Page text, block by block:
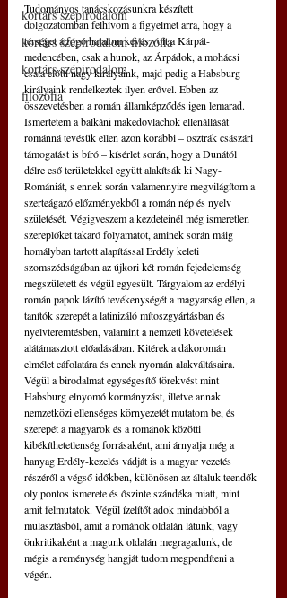
kortárs szépirodalom
kortárs szépirodalom filozófia
kortárs szépirodalom
filozófia
Tudományos tanácskozásunkra készített
dolgozatomban felhívom a figyelmet arra, hogy a
térséget átfogó hatalom kevés volt a Kárpát-
medencében, csak a hunok, az Árpádok, a mohácsi
csata előtti nagy királyaink, majd pedig a Habsburg
királyaink rendelkeztek ilyen erővel. Ebben az
összevetésben a román államképződés igen lemarad.
Ismertetem a balkáni makedovlachok ellenállását
románná tevésük ellen azon korábbi – osztrák császári
támogatást is bíró – kísérlet során, hogy a Dunától
délre eső területekkel együtt alakítsák ki Nagy-
Romániát, s ennek során valamennyire megvilágítom a
szerteágazó előzményekből a román nép és nyelv
születését. Végigveszem a kezdeteinél még ismeretlen
szereplőket takaró folyamatot, aminek során máig
homályban tartott alapítással Erdély keleti
szomszédságában az újkori két román fejedelemség
megszületett és végül egyesült. Tárgyalom az erdélyi
román papok lázító tevékenységét a magyarság ellen, a
tanítók szerepét a latinizáló mítoszgyártásban és
nyelvteremtésben, valamint a nemzeti követelések
alátámasztott előadásában. Kitérek a dákoromán
elmélet cáfolatára és ennek nyomán alakváltásaira.
Végül a birodalmat egységesítő törekvést mint
Habsburg elnyomó kormányzást, illetve annak
nemzetközi ellenséges környezetét mutatom be, és
szerepét a magyarok és a románok közötti
kibékíthetetlenség forrásaként, ami árnyalja még a
hanyag Erdély-kezelés vádját is a magyar vezetés
részéről a végső időkben, különösen az általuk teendők
oly pontos ismerete és őszinte szándéka miatt, mint
amit felmutatok. Végül ízelítőt adok mindabból a
mulasztásból, amit a románok oldalán látunk, vagy
önkritikaként a magunk oldalán megragadunk, de
mégis a reménység hangját tudom megpendíteni a
végén.